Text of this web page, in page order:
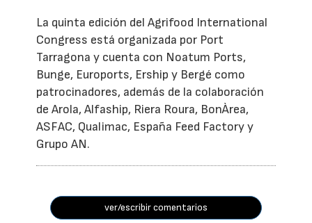
La quinta edición del Agrifood International
Congress está organizada por Port
Tarragona y cuenta con Noatum Ports,
Bunge, Euroports, Ership y Bergé como
patrocinadores, además de la colaboración
de Arola, Alfaship, Riera Roura, BonÀrea,
ASFAC, Qualimac, España Feed Factory y
Grupo AN.
ver/escribir comentarios